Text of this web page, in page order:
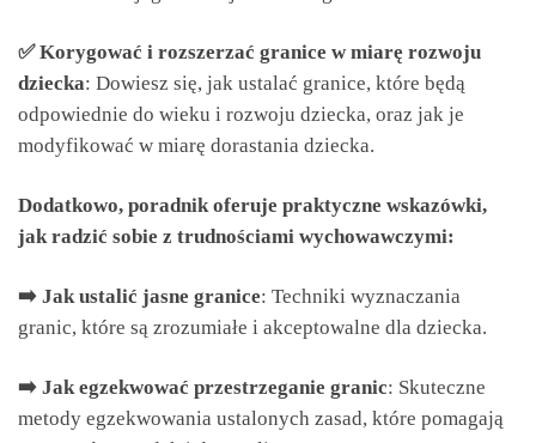
✅ Korygować i rozszerzać granice w miarę rozwoju
dziecka: Dowiesz się, jak ustalać granice, które będą
odpowiednie do wieku i rozwoju dziecka, oraz jak je
modyfikować w miarę dorastania dziecka.
Dodatkowo, poradnik oferuje praktyczne wskazówki,
jak radzić sobie z trudnościami wychowawczymi:
➡️ Jak ustalić jasne granice: Techniki wyznaczania
granic, które są zrozumiałe i akceptowalne dla dziecka.
➡️ Jak egzekwować przestrzeganie granic: Skuteczne
metody egzekwowania ustalonych zasad, które pomagają